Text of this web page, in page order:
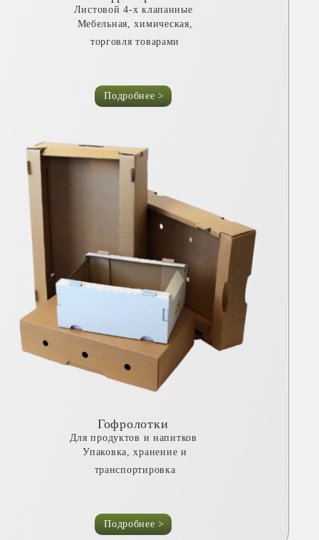
Листовой 4-х клапанные
Мебельная, химическая,
торговля товарами
Подробнее >
Гофролотки
Для продуктов и напитков
Упаковка, хранение и
транспортировка
Подробнее >